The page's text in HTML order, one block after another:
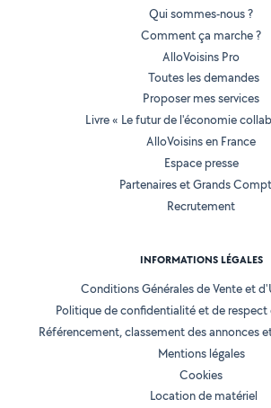
Qui sommes-nous ?
Comment ça marche ?
AlloVoisins Pro
Toutes les demandes
Proposer mes services
Livre « Le futur de l'économie
AlloVoisins en France
Espace presse
Partenaires et Grands
Recrutement
INFORMATIONS LÉGALES
Conditions Générales de Vente et
Politique de confidentialité et de respect
Référencement, classement des annonces
Mentions légales
Cookies
Location de matériel